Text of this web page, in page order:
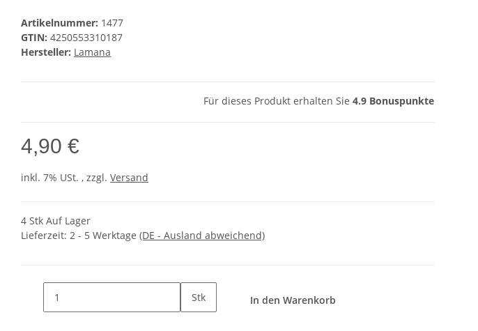
Artikelnummer: 1477
GTIN: 4250553310187
Hersteller: Lamana
Für dieses Produkt erhalten Sie 4.9 Bonuspunkte
4,90 €
inkl. 7% USt. , zzgl. Versand
4 Stk Auf Lager
Lieferzeit: 2 - 5 Werktage (DE - Ausland abweichend)
Stk In den Warenkorb